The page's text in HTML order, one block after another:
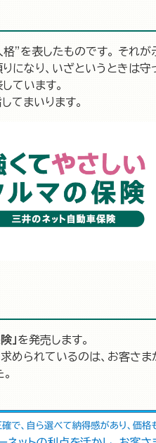
”を表したものです。 それ
なり、いざというときは守
ています。
てまいります。
」を発売します。
められているのは、お客さ